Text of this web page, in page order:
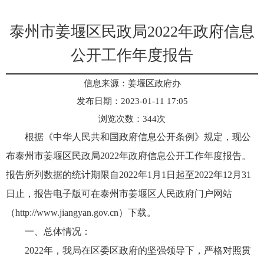
泰州市姜堰区民政局2022年政府信息
公开工作年度报告
信息来源：姜堰区政府办
发布日期：2023-01-11 17:05
浏览次数： 344次
根据《中华人民共和国政府信息公开条例》规定，现公
布泰州市姜堰区民政局2022年政府信息公开工作年度报告。
报告所列数据的统计期限自2022年1月1日起至2022年12月31
日止，报告电子版可在泰州市姜堰区人民政府门户网站
（http://www.jiangyan.gov.cn）下载。
一、总体情况：
2022年，我局在区委区政府的坚强领导下，严格对照贯